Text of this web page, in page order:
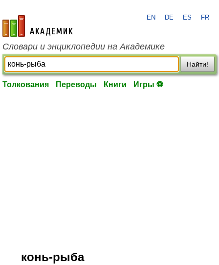
academic.ru
EN DE ES FR
Словари и энциклопедии на Академике
Найти!
Толкования Переводы Книги Игры ⚽
конь-рыба